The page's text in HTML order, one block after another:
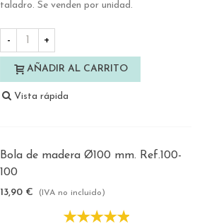
taladro. Se venden por unidad.
- +
AÑADIR AL CARRITO
Vista rápida
Bola de madera Ø100 mm. Ref.100-
100
13,90 € (IVA no incluido)